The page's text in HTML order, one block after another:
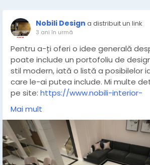
Nobili Design a distribuit un link
3 ani în urmă
Pentru a-ți oferi o idee generală
poate include un portofoliu de
stil modern, iată o listă a posibilelor
care le-ai putea include. Mi multe
pe site: https://www.nobili-interior-
design.ro/portofoliu/design-
living-casa-moderna-sb
#livingmodern #proiectdesign
#ideidesign
#sfaturiamenajari
#designerinterior
Mai mult